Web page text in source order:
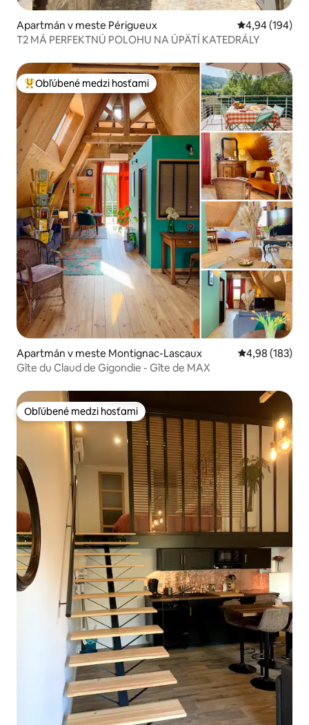
Apartmán v meste Périgueux Priemerné
4,94 (194)
T2 MÁ PERFEKTNÚ POLOHU NA ÚPÄTÍ KATEDRÁLY
Najobľúbenejšie medzi hosťami
Obľúbené medzi hosťami
Apartmán v meste Montignac-Lascaux Priemerné
4,98 (183)
Gîte du Claud de Gigondie - Gîte de MAX
Obľúbené medzi hosťami
Obľúbené medzi hosťami